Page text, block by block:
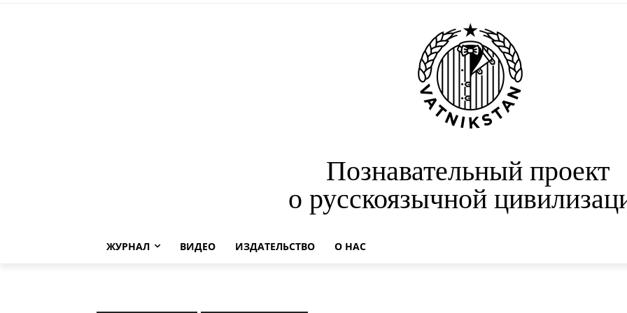
Познавательный проект
о русскоязычной
ЖУРНАЛ ВИДЕО ИЗДАТЕЛЬСТВО О НАС